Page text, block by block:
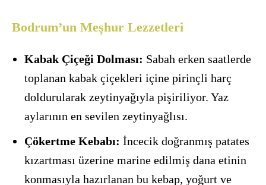
Bodrum’un Meşhur Lezzetleri
Kabak Çiçeği Dolması: Sabah erken saatlerde
toplanan kabak çiçekleri içine pirinçli harç
doldurularak zeytinyağıyla pişiriliyor. Yaz
aylarının en sevilen zeytinyağlısı.
Çökertme Kebabı: İncecik doğranmış patates
kızartması üzerine marine edilmiş dana etinin
konmasıyla hazırlanan bu kebap, yoğurt ve